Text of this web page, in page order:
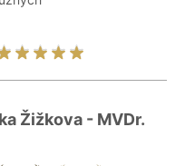
Žižkova - MVDr.